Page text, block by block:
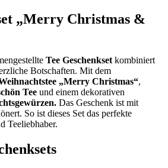
„Merry Christmas &
Tee Geschenkset kombiniert
Botschaften. Mit dem
„Merry Christmas“,
Tee und einem dekorativen
Das Geschenk ist mit
So ist dieses Set das perfekte
Teeliebhaber.